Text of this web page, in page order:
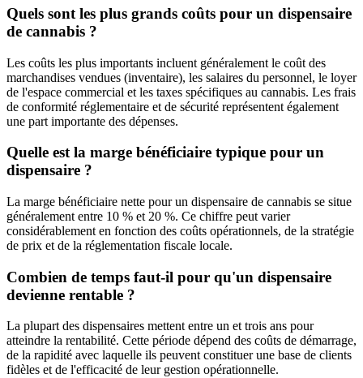
Quels sont les plus grands coûts pour un dispensaire
de cannabis ?
Les coûts les plus importants incluent généralement le coût des
marchandises vendues (inventaire), les salaires du personnel, le loyer
de l'espace commercial et les taxes spécifiques au cannabis. Les frais
de conformité réglementaire et de sécurité représentent également
une part importante des dépenses.
Quelle est la marge bénéficiaire typique pour un
dispensaire ?
La marge bénéficiaire nette pour un dispensaire de cannabis se situe
généralement entre 10 % et 20 %. Ce chiffre peut varier
considérablement en fonction des coûts opérationnels, de la stratégie
de prix et de la réglementation fiscale locale.
Combien de temps faut-il pour qu'un dispensaire
devienne rentable ?
La plupart des dispensaires mettent entre un et trois ans pour
atteindre la rentabilité. Cette période dépend des coûts de démarrage,
de la rapidité avec laquelle ils peuvent constituer une base de clients
fidèles et de l'efficacité de leur gestion opérationnelle.